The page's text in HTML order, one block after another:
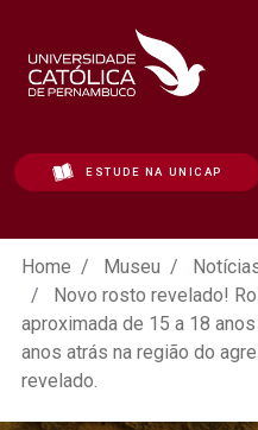
ESTUDE NA UNICAP
Novo rosto
Home Museu
Novo rosto revelado!
aproximada de 15 a 18
anos atrás na região do
revelado.